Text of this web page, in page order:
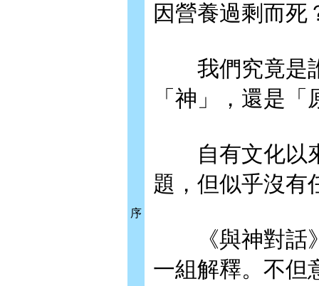
序
因營養過剩而死
我們究竟是誰
「神」，還是
自有文化以來
題，但似乎沒有
《與神對話》
一組解釋。不但